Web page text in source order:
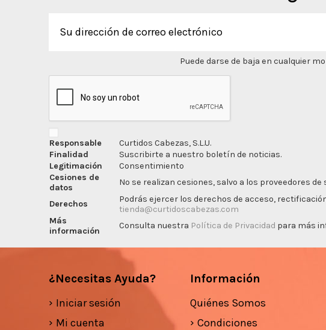
Puede darse de baja en cualquier
Responsable
Curtidos Cabezas, S.L.U.
Finalidad
Suscribirte a nuestro boletín de noticias.
Legitimación
Consentimiento
Cesiones de
datos
No se realizan cesiones, salvo a los proveedores
Derechos
Podrás ejercer los derechos de acceso,
tienda@curtidoscabezas.com
Más
información
Consulta nuestra Política de Privacidad para más
¿Necesitas Ayuda?
Iniciar sesión
Mi cuenta
Información
Quiénes Somos
Condiciones